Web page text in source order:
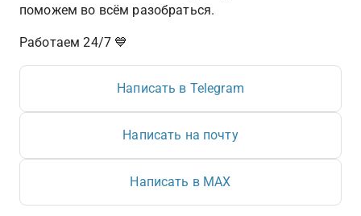
поможем во всём разобраться.
Работаем 24/7 💙
Написать в Telegram
Написать на почту
Написать в MAX